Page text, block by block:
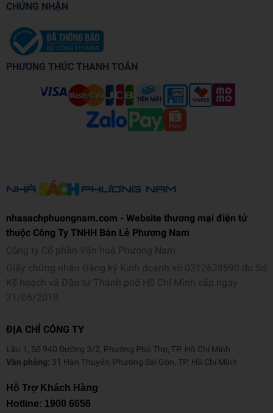
CHỨNG NHẬN
PHƯƠNG THỨC THANH TOÁN
nhasachphuongnam.com - Website thương mại điện tử
thuộc Công Ty TNHH Bán Lẻ Phương Nam
Công ty Cổ phần Văn hoá Phương Nam
Giấy chứng nhận Đăng ký Kinh doanh số 0312628590 do Sở
Kế hoạch và Đầu tư Thành phố Hồ Chí Minh cấp ngày
21/06/2019
ĐỊA CHỈ CÔNG TY
Lầu 1, Số 940 Đường 3/2, Phường Phú Thọ, TP. Hồ Chí Minh
Văn phòng: 31 Hàn Thuyên, Phường Sài Gòn, TP. Hồ Chí Minh
Hỗ Trợ Khách Hàng
Hotline: 1900 6656